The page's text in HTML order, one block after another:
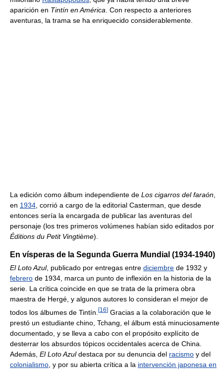
aparición en Tintín en América . Con respecto a anteriores
aventuras, la trama se ha enriquecido considerablemente.
La edición como álbum independiente de Los cigarros del faraón
en 1934 , corrió a cargo de la editorial Casterman, que desde
entonces sería la encargada de publicar las aventuras del
personaje (los tres primeros volúmenes habían sido editados por
Éditions du Petit Vingtième).
En vísperas de la Segunda Guerra Mundial (1934-1940)
El Loto Azul, publicado por entregas entre diciembre de 1932 y
febrero de 1934, marca un punto de inflexión en la historia de la
serie. La crítica coincide en que se trata de la primera obra
maestra de Hergé, y algunos autores lo consideran el mejor de
todos los álbumes de Tintín. [16] Gracias a la colaboración que le
prestó un estudiante chino, Tchang, el álbum está minuciosamente
documentado, y se lleva a cabo con el propósito explícito de
desterrar los absurdos tópicos occidentales acerca de China.
Además, El Loto Azuldestaca por su denuncia del racismo y del
colonialismo , y por su abierta crítica a la intervención japonesa en